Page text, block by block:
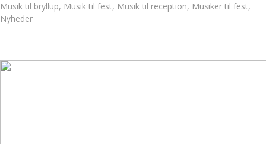
Musik til bryllup, Musik til fest, Musik til reception, Musiker til fest,
Nyheder